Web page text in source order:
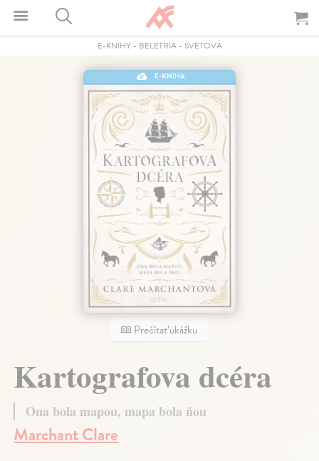
E-KNIHY- BELETRIA- SVETOVÁ
E-KNIHA
Prečítať ukážku
Kartografova dcéra
Ona bola mapou, mapa bola ňou
Marchant Clare